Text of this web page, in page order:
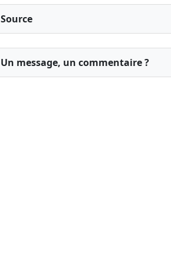
Source
Un message, un commentaire ?